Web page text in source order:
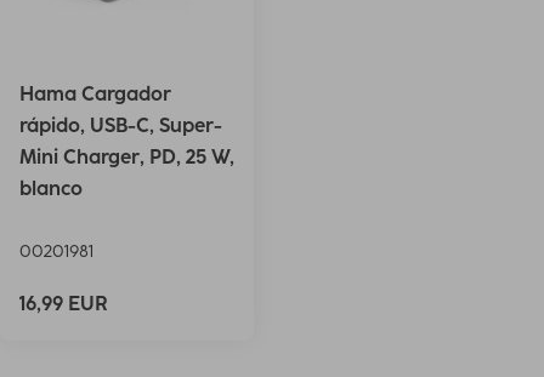
Hama Cargador
rápido, USB-C, Super-
Mini Charger, PD, 25 W,
blanco
00201981
16,99 EUR